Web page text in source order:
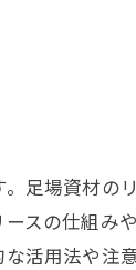
足場資材
スの仕組
活用法や